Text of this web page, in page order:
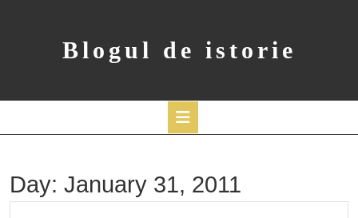
Blogul de istorie
Day: January 31, 2011